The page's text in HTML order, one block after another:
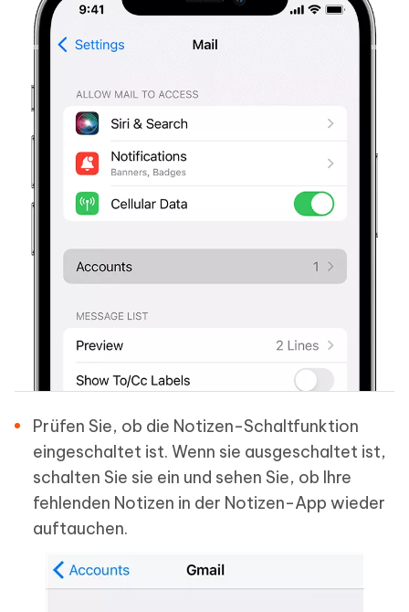
Prüfen Sie, ob die Notizen-Schaltfunktion
eingeschaltet ist. Wenn sie ausgeschaltet ist,
schalten Sie sie ein und sehen Sie, ob Ihre
fehlenden Notizen in der Notizen-App wieder
auftauchen.